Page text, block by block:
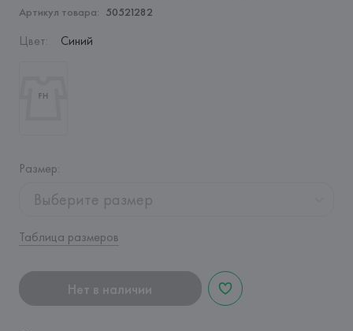
Артикул товара: 50521282
Цвет: Синий
Размер:
Выберите размер
Таблица размеров
Нет в наличии